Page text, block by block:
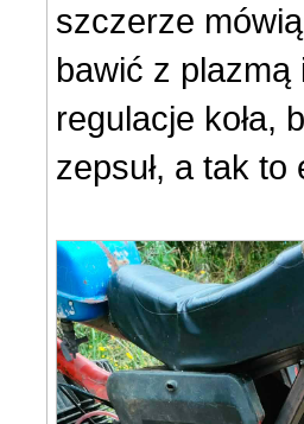
szczerze
bawić z
regulacje koła,
zepsuł, a tak